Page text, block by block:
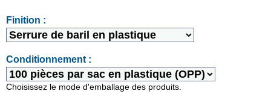
Finition :
Conditionnement :
Choisissez le mode d'emballage des produits.